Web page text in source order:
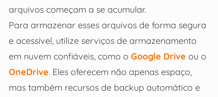
arquivos começam a se acumular.
Para armazenar esses arquivos de forma segura
e acessível, utilize serviços de armazenamento
em nuvem confiáveis, como o Google Drive ou o
OneDrive. Eles oferecem não apenas espaço,
mas também recursos de backup automático e